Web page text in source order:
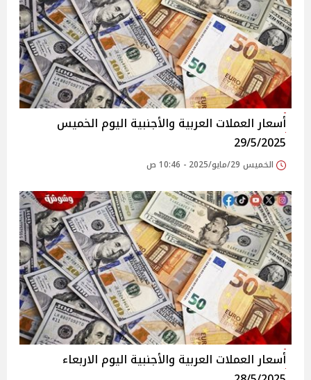
أسعار العملات العربية والأجنبية اليوم الخميس
29/5/2025
الخميس 29/مايو/2025 - 10:46 ص
أسعار العملات العربية والأجنبية اليوم الاربعاء